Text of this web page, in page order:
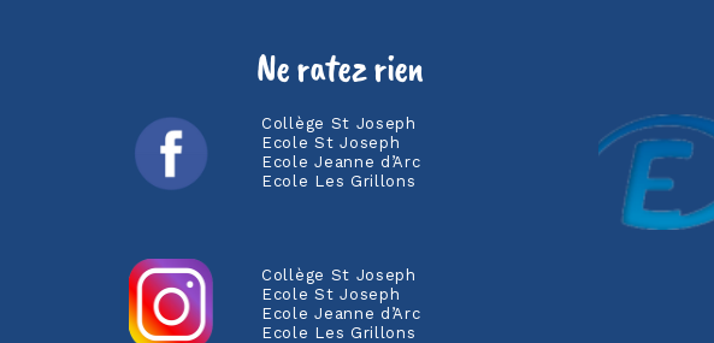
Ne ratez rien
Collège St Joseph
Ecole St Joseph
Ecole Jeanne d’Arc
Ecole Les Grillons
Collège St Joseph
Ecole St Joseph
Ecole Jeanne d’Arc
Ecole Les Grillons